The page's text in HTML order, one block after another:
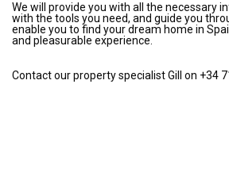
We will provide you with all the necessary
with the tools you need, and guide you
enable you to find your dream home in
and pleasurable experience.
Contact our property specialist Gill on +34